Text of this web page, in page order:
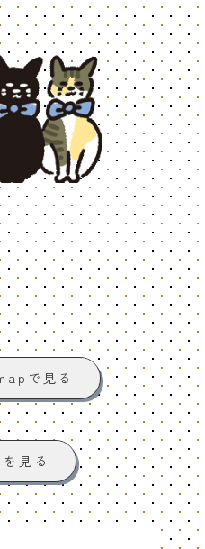
で見る
見る